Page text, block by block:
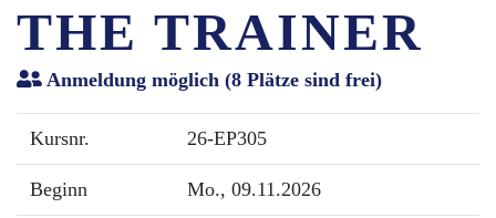
THE TRAINER
Anmeldung möglich (8 Plätze sind frei)
Kursnr. 26-EP305
Beginn Mo., 09.11.2026